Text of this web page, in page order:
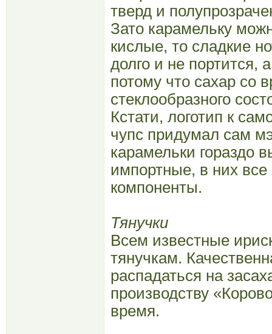
тверд и
Зато карамельку
кислые, то сладкие
долго и не портится,
потому что сахар со
стеклообразного
Кстати, логотип к
чупс придумал сам
карамельки гораздо
импортные, в них
компоненты.
Тянучки
Всем известные
тянучкам.
распадаться на
производству
время.